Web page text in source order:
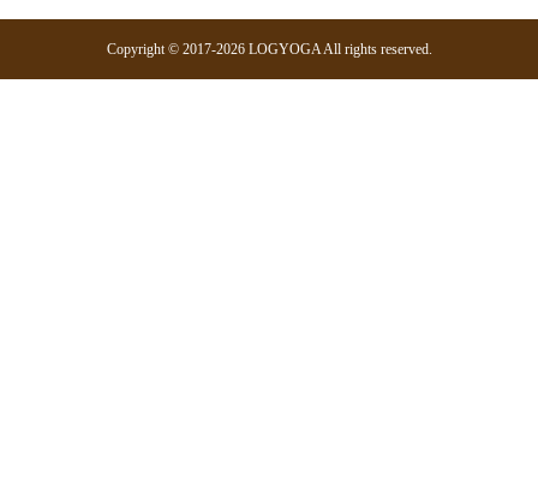
Copyright © 2017-2026 LOGYOGA All rights reserved.